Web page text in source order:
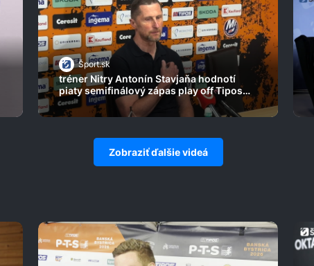
Šport.sk
tréner Nitry Antonín Stavjaňa hodnotí
piaty semifinálový zápas play off Tipos
extraligy
Zobraziť ďalšie videá